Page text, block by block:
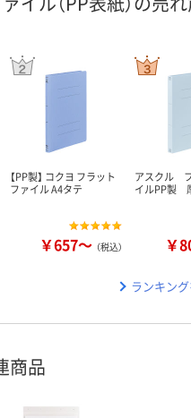
【PP製】 コクヨ フラット
ファイル A4タテ
￥657～ （税込）
アスクル
イルPP製
￥
ランキン
商品